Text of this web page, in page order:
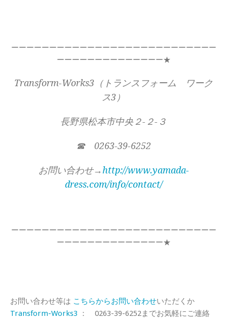
ーーーーーーーーーーーーーーーーーーーーーーーーーーー
ーーーーーーーーーーーーーー★
Transform-Works3（トランスフォーム ワーク
ス3）
長野県松本市中央２-２-３
☎ 0263-39-6252
お問い合わせ→http://www.yamada-
dress.com/info/contact/
ーーーーーーーーーーーーーーーーーーーーーーーーーーー
ーーーーーーーーーーーーーー★
お問い合わせ等は こちらからお問い合わせいただくか
Transform-Works3 ： 0263-39-6252までお気軽にご連絡